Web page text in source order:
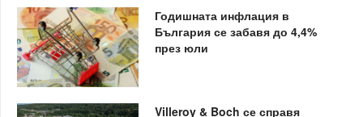
Годишната инфлация в
България се забавя до 4,4%
през юли
Villeroy & Boch се справя